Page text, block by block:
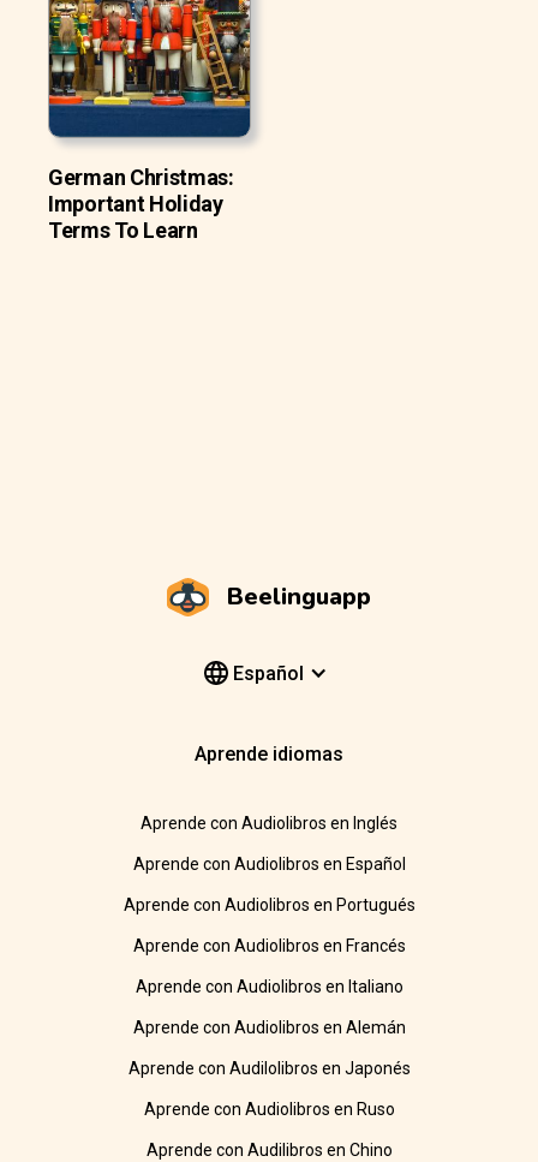
German Christmas:
Important Holiday
Terms To Learn
Beelinguapp
Español
Aprende idiomas
Aprende con Audiolibros en Inglés
Aprende con Audiolibros en Español
Aprende con Audiolibros en Portugués
Aprende con Audiolibros en Francés
Aprende con Audiolibros en Italiano
Aprende con Audiolibros en Alemán
Aprende con Audilolibros en Japonés
Aprende con Audiolibros en Ruso
Aprende con Audilibros en Chino